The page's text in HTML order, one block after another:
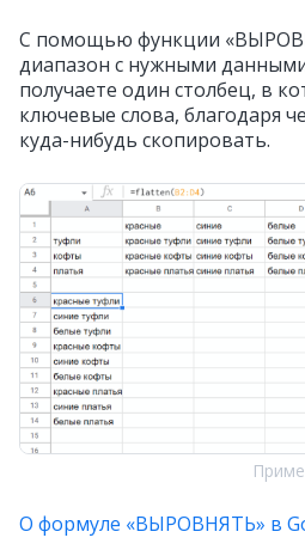
С помощью функции
диапазон с нужными
получаете один столбец, в
ключевые слова, благодаря
куда-нибудь скопировать.
О формуле «ВЫРОВНЯТЬ» в